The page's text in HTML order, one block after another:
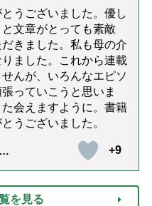
うございました。優し
文章がとっても素敵
きました。私も母の介
ました。これから連載
んが、いろんなエピソ
っていこうと思いま
会えますように。書籍
うございました。
+9
を見る